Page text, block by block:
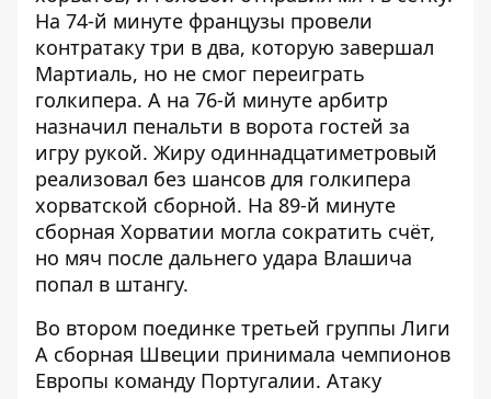
На 74-й минуте французы провели
контратаку три в два, которую завершал
Мартиаль, но не смог переиграть
голкипера. А на 76-й минуте арбитр
назначил пенальти в ворота гостей за
игру рукой. Жиру одиннадцатиметровый
реализовал без шансов для голкипера
хорватской сборной. На 89-й минуте
сборная Хорватии могла сократить счёт,
но мяч после дальнего удара Влашича
попал в штангу.
Во втором поединке третьей группы Лиги
А сборная Швеции принимала чемпионов
Европы команду Португалии. Атаку